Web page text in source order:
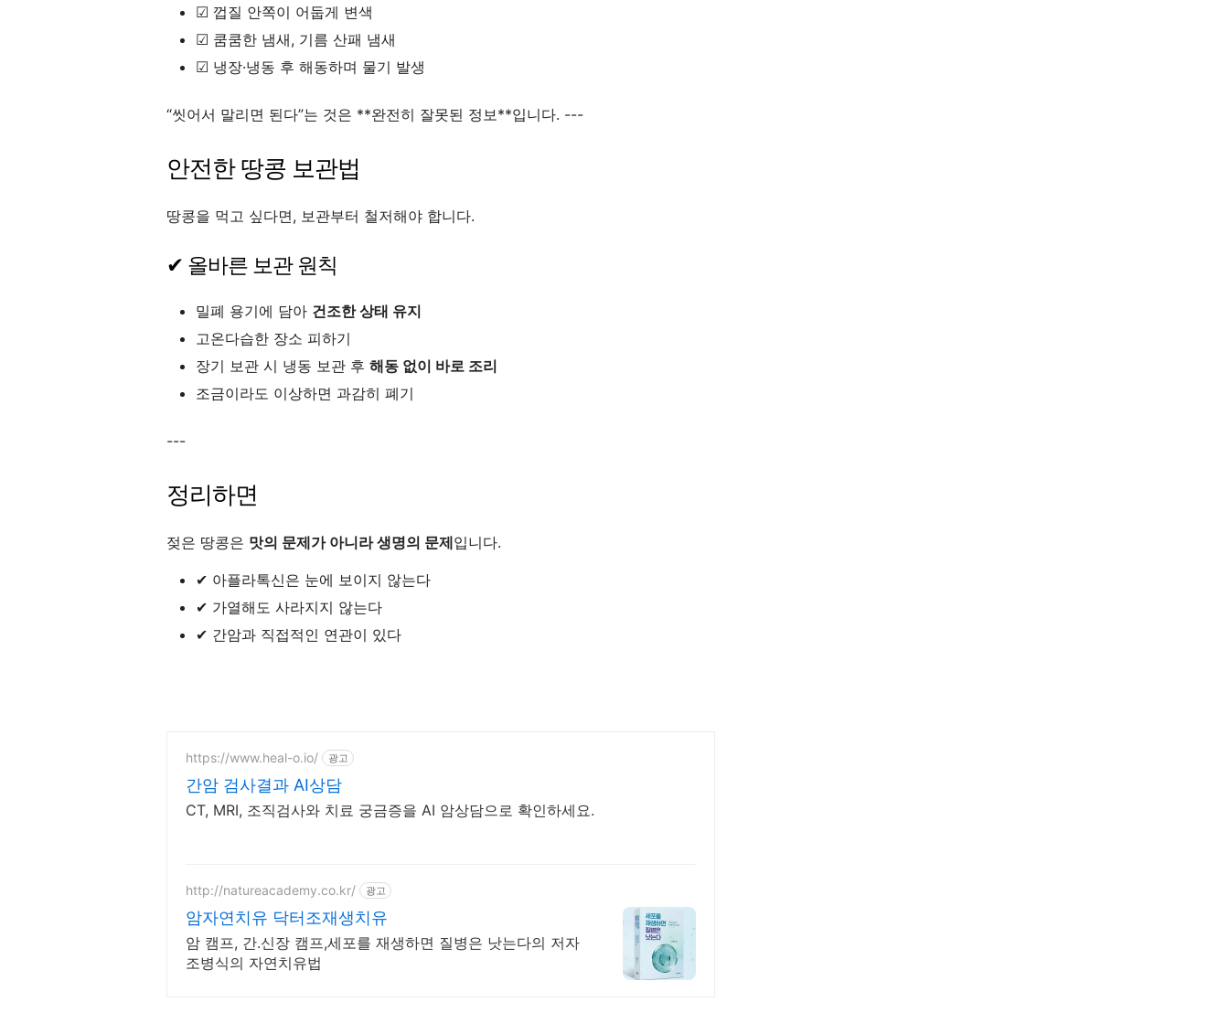
☑ 껍질 안쪽이 어둡게 변색
☑ 쿰쿰한 냄새, 기름 산패 냄새
☑ 냉장·냉동 후 해동하며 물기 발생
“씻어서 말리면 된다”는 것은 **완전히 잘못된 정보**입니다. ---
안전한 땅콩 보관법
땅콩을 먹고 싶다면, 보관부터 철저해야 합니다.
✔ 올바른 보관 원칙
밀폐 용기에 담아 건조한 상태 유지
고온다습한 장소 피하기
장기 보관 시 냉동 보관 후 해동 없이 바로 조리
조금이라도 이상하면 과감히 폐기
---
정리하면
젖은 땅콩은 맛의 문제가 아니라 생명의 문제입니다.
✔ 아플라톡신은 눈에 보이지 않는다
✔ 가열해도 사라지지 않는다
✔ 간암과 직접적인 연관이 있다
https://www.heal-o.io/ 광고
간암 검사결과 AI상담
CT, MRI, 조직검사와 치료 궁금증을 AI 암상담으로 확인하세요.
http://natureacademy.co.kr/ 광고
암자연치유 닥터조재생치유
암 캠프, 간.신장 캠프,세포를 재생하면 질병은 낫는다의 저자
조병식의 자연치유법